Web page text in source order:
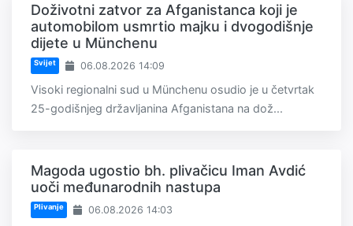
Doživotni zatvor za Afganistanca koji je
automobilom usmrtio majku i dvogodišnje
dijete u Münchenu
Svijet 06.08.2026 14:09
Visoki regionalni sud u Münchenu osudio je u četvrtak
25-godišnjeg državljanina Afganistana na dož...
Magoda ugostio bh. plivačicu Iman Avdić
uoči međunarodnih nastupa
Plivanje 06.08.2026 14:03